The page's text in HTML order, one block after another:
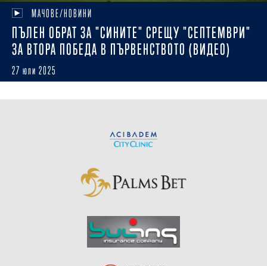
МАЧОВЕ/НОВИНИ
ПЪЛЕН ОБРАТ ЗА "СИНИТЕ" СРЕЩУ "СЕПТЕМВРИ"
ЗА ВТОРА ПОБЕДА В ПЪРВЕНСТВОТО (ВИДЕО)
27 юли 2025